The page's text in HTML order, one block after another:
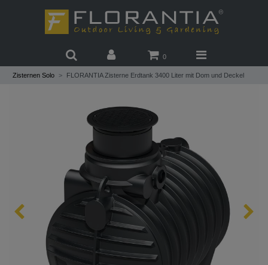
0
Zisternen Solo FLORANTIA Zisterne Erdtank 3400 Liter mit Dom und Deckel